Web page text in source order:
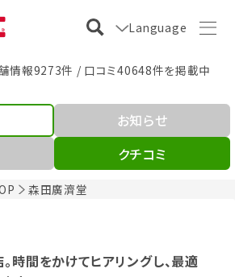
Language
情報9273件 / 口コミ40648件を掲載中
森田廣濟堂
お知らせ
クチコミ
時間をかけてヒアリングし、最適